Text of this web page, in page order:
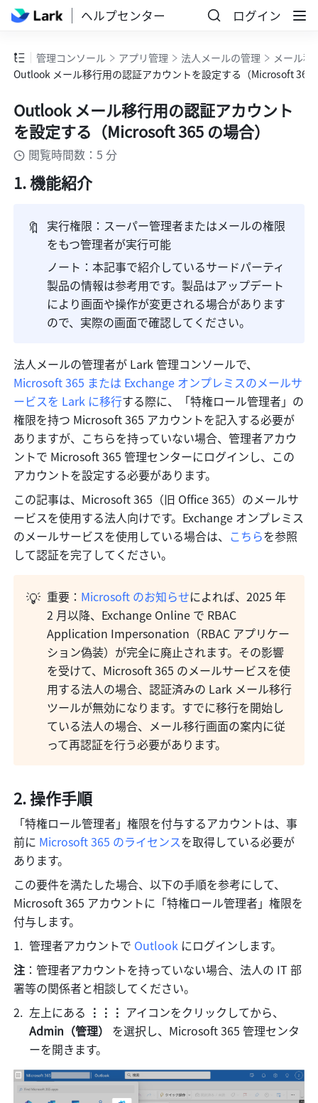
ヘルプセンター ログイン
管理コンソール アプリ管理 法人メールの管理
メール移
Outlook メール移行用の認証アカウントを設定する（Microsoft 365
Outlook メール移行用の認証アカウント
を設定する（Microsoft 365 の場合）
閲覧時間数：5 分
1. 機能紹介
🔖
実行権限：スーパー管理者またはメールの権限
をもつ管理者が実行可能
ノート：本記事で紹介しているサードパーティ
製品の情報は参考用です。製品はアップデート
により画面や操作が変更される場合があります
ので、実際の画面で確認してください。
Microsoft 365 または Exchange オンプレミスのメールサ
ービスを Lark に移行する際に、「特権ロール管理者」の
権限を持つ Microsoft 365 アカウントを記入する必要が
ありますが、こちらを持っていない場合、管理者アカウ
ントで Microsoft 365 管理センターにログインし、この
アカウントを設定する必要があります。
この記事は、Microsoft 365（旧 Office 365）のメールサ
ービスを使用する法人向けです。Exchange オンプレミス
のメールサービスを使用している場合は、 こちらを参照
して認証を完了してください。
💡 重要： Microsoft のお知らせによれば、2025 年
2 月以降、Exchange Online で RBAC
Application Impersonation（RBAC アプリケー
ション偽装）が完全に廃止されます。その影響
を受けて、Microsoft 365 のメールサービスを使
用する法人の場合、認証済みの Lark メール移行
ツールが無効になります。すでに移行を開始し
ている法人の場合、メール移行画面の案内に従
って再認証を行う必要があります。
2. 操作手順
「特権ロール管理者」権限を付与するアカウントは、事
前に Microsoft 365 のライセンスを取得している必要が
あります。
この要件を満たした場合、以下の手順を参考にして、
Microsoft 365 アカウントに「特権ロール管理者」権限を
付与します。
管理者アカウントで Outlook にログインします。
注 ：管理者アカウントを持っていない場合、法人の IT 部
署等の関係者と相談してください。
左上にある ⋮⋮⋮ アイコンをクリックしてから、
Admin（管理） を選択し、Microsoft 365 管理センタ
ーを開きます。